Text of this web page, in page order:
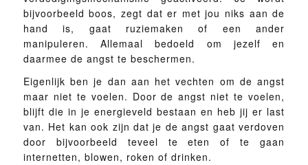
bijvoorbeeld boos, zegt dat er met jou niks aan de
hand is, gaat ruziemaken of een ander
manipuleren. Allemaal bedoeld om jezelf en
daarmee de angst te beschermen.
Eigenlijk ben je dan aan het vechten om de angst
maar niet te voelen. Door de angst niet te voelen,
blijft die in je energieveld bestaan en heb jij er last
van. Het kan ook zijn dat je de angst gaat verdoven
door bijvoorbeeld teveel te eten of te gaan
internetten, blowen, roken of drinken.